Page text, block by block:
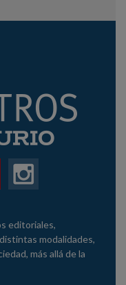
editoriales,
modalidades,
más allá de la